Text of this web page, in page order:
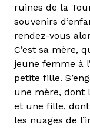
ruines de la
souvenirs
rendez-vous
C’est sa mère,
jeune femme à
petite fille.
une mère, dont
et une fille,
les nuages de